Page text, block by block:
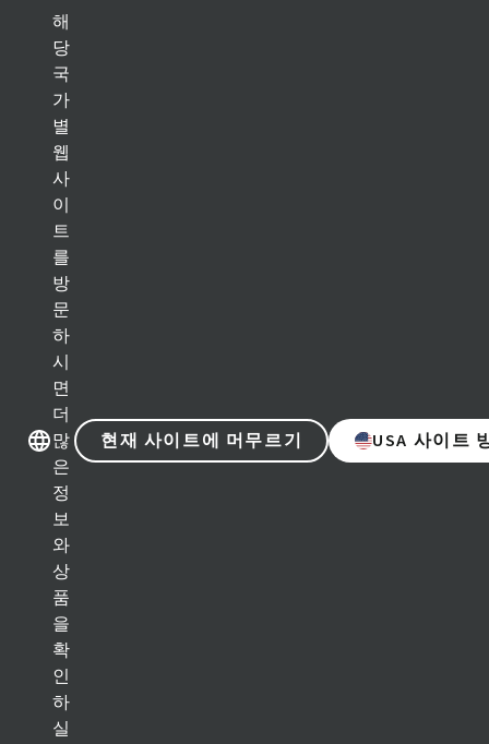
해
당
국
가
별
웹
사
이
트
를
방
문
하
시
면
더
많
은
정
보
와
상
품
을
확
인
하
실
현재 사이트에 머무르기 USA 사이트
임플란트 솔루션
보철 솔루션
바이오머티리얼
기구 및 액세서리
디지털 솔루션
학술자료 및 마케팅 자료
어시스턴트
뒤로
임플란트 솔루션
Bone Level 임플란트
(BL) Bone Level 임플란트
BLX 임플란트
Tissue Level 임플란트